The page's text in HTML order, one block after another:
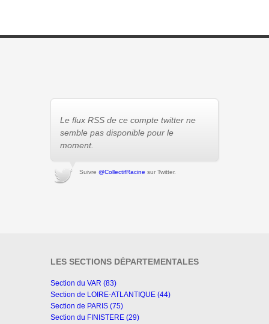
Le flux RSS de ce compte twitter ne
semble pas disponible pour le
moment.
Suivre @CollectifRacine sur Twitter.
LES SECTIONS DÉPARTEMENTALES
Section du VAR (83)
Section de LOIRE-ATLANTIQUE (44)
Section de PARIS (75)
Section du FINISTERE (29)